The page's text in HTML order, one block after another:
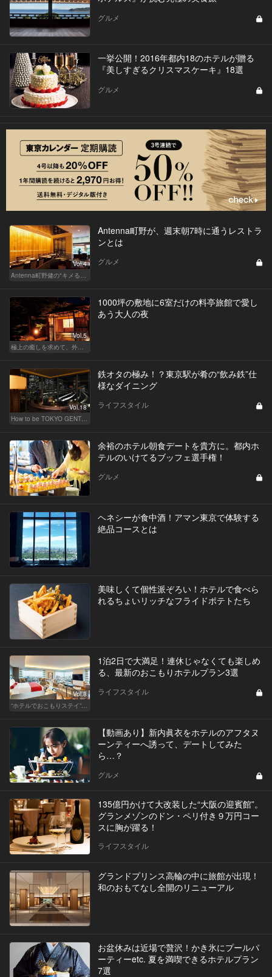
グルメ
一挙公開！2016年都内18のホテルが贈る
『美しすぎるクリスマスケーキ』18選
グルメ
Vol.4
Antenna町野健の"キメる"レストラン
Antenna町野が、週末朝7時に通うレストラ
ンとは
グルメ
Vol.5
極上の癒しを求めて、外さない日本の名宿
1000坪の敷地に6室だけの料亭旅館で愛し
あう大人の夜
Vol.18
How to be TOKYO GENTS 東京人よ、紳士たれ！
鉄オタの極み！？東京駅が肴の“飲み鉄”仕
様なダイニング
ライフスタイル
余裕のホテル朝食デートを貴方に。都内ホ
テルのいけてるブッフェ選手権！
グルメ
ヘネシーが食中酒！アマン東京で体験する
絶品コースとは
美味しくて個性派ぞろい！ホテルで食べら
れるちょいリッチなフライドポテトたち
Vol.8
“ホテルでおこもりステイ”が大人デートに最高の選択だ
1泊2日で大満足！連休じゃなくても楽しめ
る、最新のおこもりホテルプラン3選
ライフスタイル
【動画あり】新内眞衣をホテルのアフタヌ
ーンティーへ誘って、デートしてみた
ら…？
グルメ
135億円かけて大改装した“大阪の迎賓館”。
グランメゾンのドン・ペリ付き９万円コー
スに胸が躍る！
ライフスタイル
グランドプリンス高輪の中に旅館が出現！
和のおもてなし全開のリニューアル
お盆休みは近場で贅沢！かき氷にプールパ
ーティーetc. 夏を満喫できるホテルプラン
7選